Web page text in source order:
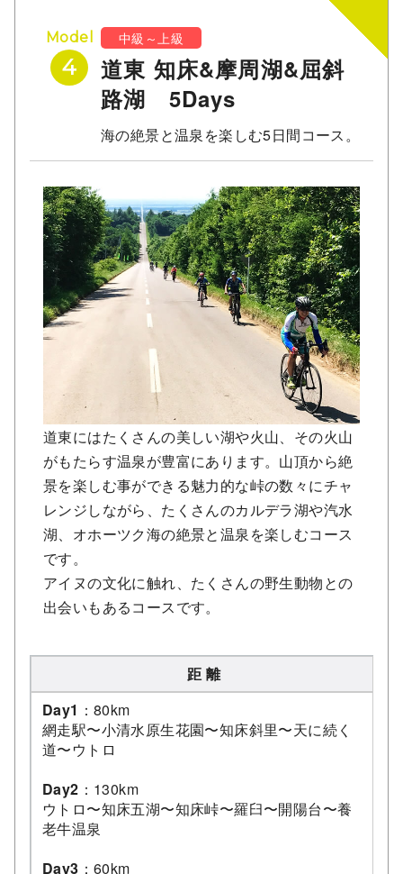
Model
4
中級～上級
道東 知床&摩周湖&屈斜
路湖 5Days
海の絶景と温泉を楽しむ5日間コース。
道東にはたくさんの美しい湖や火山、その火山
がもたらす温泉が豊富にあります。山頂から絶
景を楽しむ事ができる魅力的な峠の数々にチャ
レンジしながら、たくさんのカルデラ湖や汽水
湖、オホーツク海の絶景と温泉を楽しむコース
です。
アイヌの文化に触れ、たくさんの野生動物との
出会いもあるコースです。
距 離
Day1 ：80km
網走駅〜小清水原生花園〜知床斜里〜天に続く
道〜ウトロ
Day2 ：130km
ウトロ〜知床五湖〜知床峠〜羅臼〜開陽台〜養
老牛温泉
Day3 ：60km